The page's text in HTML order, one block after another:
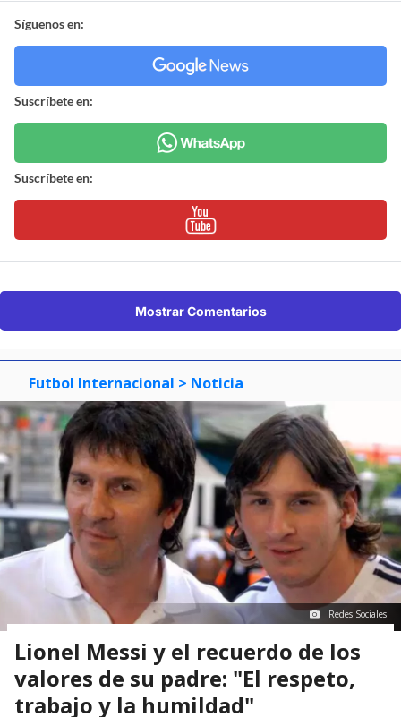
Síguenos en:
Suscríbete en:
Suscríbete en:
Mostrar Comentarios
Futbol Internacional > Noticia
Redes Sociales
Lionel Messi y el recuerdo de los
valores de su padre: "El respeto,
trabajo y la humildad"